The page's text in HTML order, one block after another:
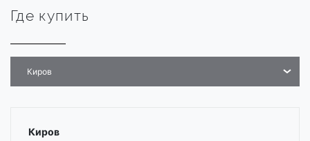
Где купить
Киров
Киров